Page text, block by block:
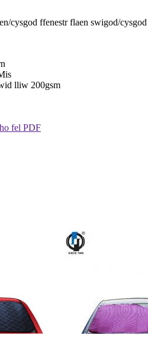
cysgod ffenestr flaen swigod/
lliw 200gsm
fel PDF